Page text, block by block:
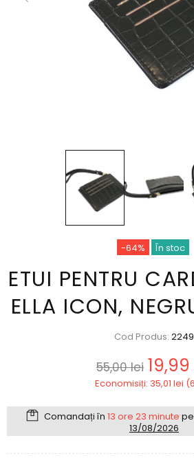
-64% În stoc
ETUI PENTRU
ELLA ICON,
Cod Produs: 2249
55,00 lei
Economisiți: 35,01 lei
Comandați în 13 ore 23 minute
13/08/2026